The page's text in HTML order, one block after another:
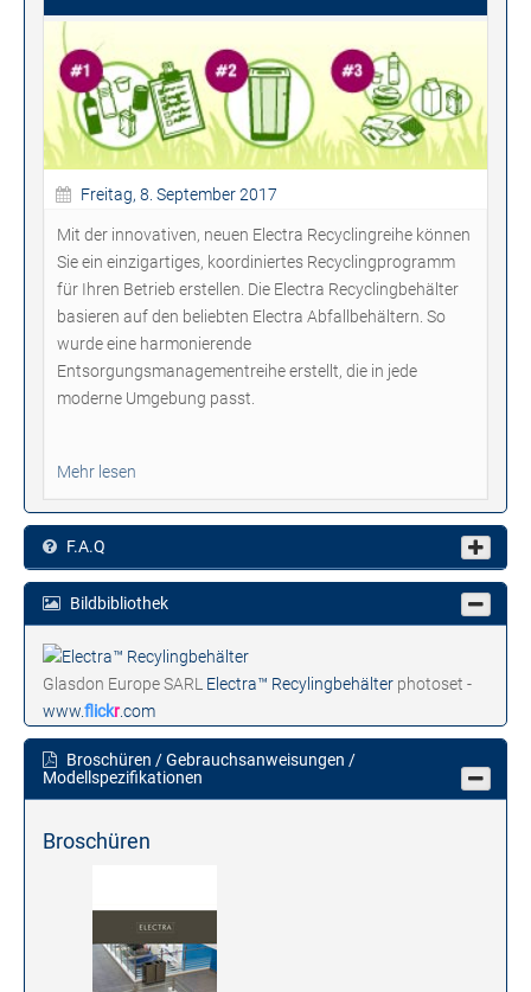
Freitag, 8. September 2017
Mit der innovativen, neuen Electra Recyclingreihe können
Sie ein einzigartiges, koordiniertes Recyclingprogramm
für Ihren Betrieb erstellen. Die Electra Recyclingbehälter
basieren auf den beliebten Electra Abfallbehältern. So
wurde eine harmonierende
Entsorgungsmanagementreihe erstellt, die in jede
moderne Umgebung passt.
Mehr lesen
F.A.Q
Bildbibliothek
Glasdon Europe SARL Electra™ Recylingbehälter photoset -
www.flickr.com
Broschüren / Gebrauchsanweisungen /
Modellspezifikationen
Broschüren